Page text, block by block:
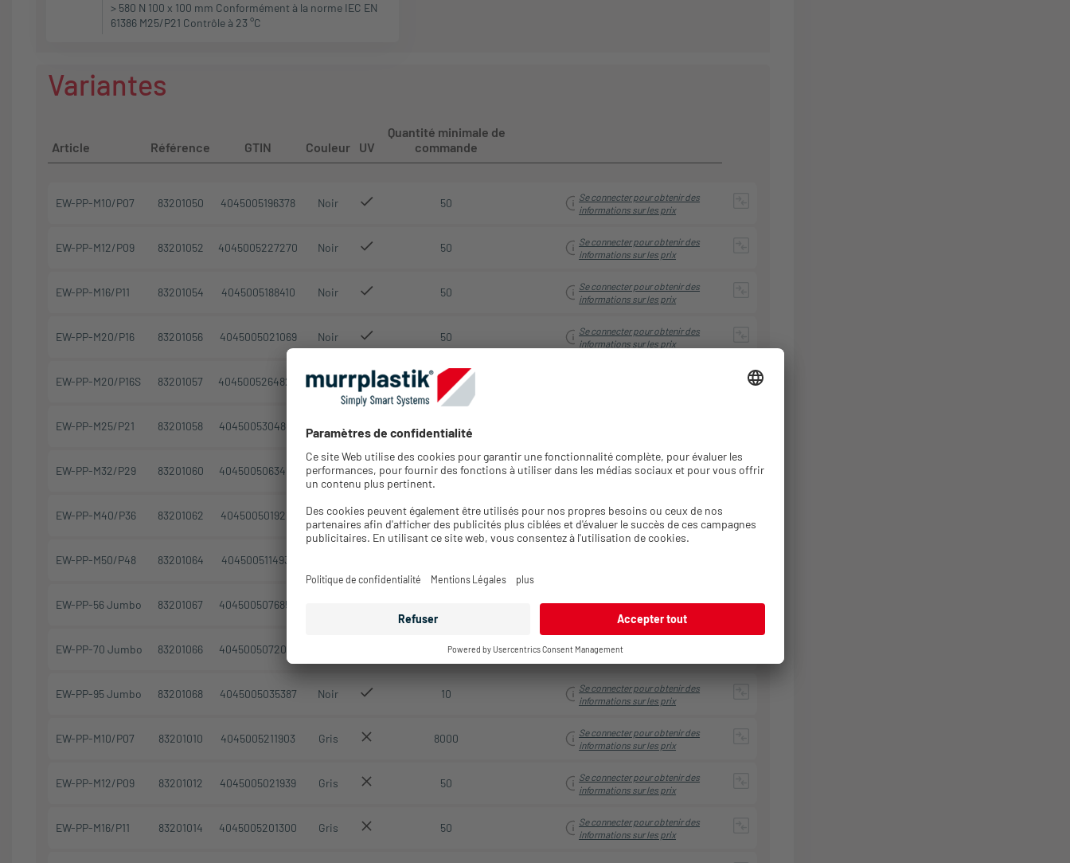
> 580 N 100 x 100 mm Conformément à la norme IEC EN
61386 M25/P21 Contrôle à 23 °C
Variantes
Article Référence GTIN Couleur UV
Quantité minimale de
commande
EW-PP-M10/P07 83201050 4045005196378 Noir 50
Se connecter pour obtenir des
informations sur les prix
EW-PP-M12/P09 83201052 4045005227270 Noir 50
Se connecter pour obtenir des
informations sur les prix
EW-PP-M16/P11 83201054 4045005188410 Noir 50
Se connecter pour obtenir des
informations sur les prix
EW-PP-M20/P16 83201056 4045005021069 Noir 50
Se connecter pour obtenir des
informations sur les prix
EW-PP-M20/P16S 83201057 4045005264824 Noir
EW-PP-M25/P21 83201058 4045005304865 50
EW-PP-M32/P29 83201060 4045005063458 Noir 25
Se connecter pour obtenir des
informations sur les prix
EW-PP-M40/P36 83201062 4045005019219 Noir 25
Se connecter pour obtenir des
informations sur les prix
EW-PP-M50/P48 83201064 4045005114938
EW-PP-56 Jumbo 83201067 4045005076854
EW-PP-70 Jumbo 83201066 4045005072078 25
informations sur les prix
EW-PP-95 Jumbo 83201068 4045005035387 Noir 10
Se connecter pour obtenir des
informations sur les prix
EW-PP-M10/P07 83201010 4045005211903 Gris 8000
Se connecter pour obtenir des
informations sur les prix
EW-PP-M12/P09 83201012 4045005021939 Gris 50
Se connecter pour obtenir des
informations sur les prix
EW-PP-M16/P11 83201014 4045005201300 Gris 50
Se connecter pour obtenir des
informations sur les prix